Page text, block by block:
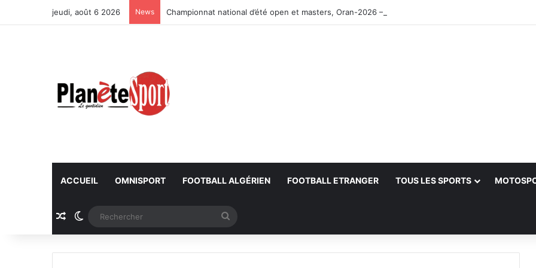
jeudi, août 6 2026 News Championnat national d’été open et masters, Oran-2026 — Le CRB s’adjuge le titre
ACCUEIL OMNISPORT FOOTBALL ALGÉRIEN FOOTBALL ETRANGER TOUS LES SPORTS
Article Aléatoire
Switch skin